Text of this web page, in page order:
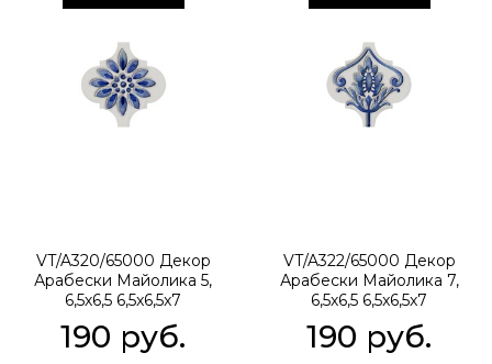
VT/A320/65000 Декор
Арабески Майолика 5,
6,5х6,5 6,5x6,5x7
190 руб.
VT/A322/65000 Декор
Арабески Майолика 7,
6,5х6,5 6,5x6,5x7
190 руб.